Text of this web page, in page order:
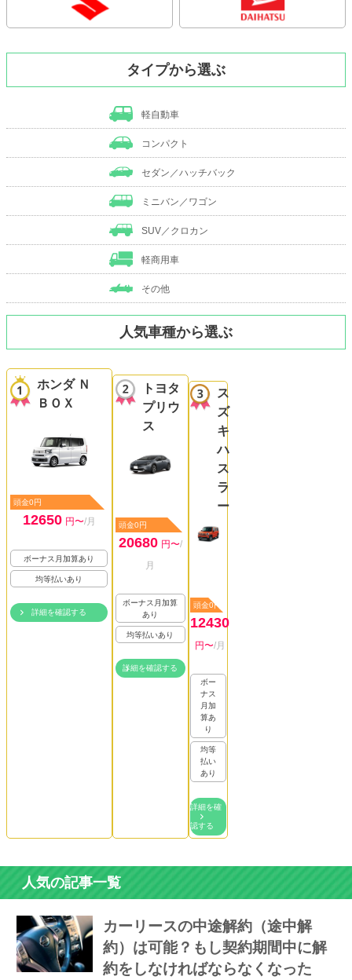
タイプから選ぶ
軽自動車
コンパクト
セダン／ハッチバック
ミニバン／ワゴン
SUV／クロカン
軽商用車
その他
人気車種から選ぶ
ホンダ Ｎ
ＢＯＸ
頭金0円
12650 円〜/月
ボーナス月加算あり
均等払いあり
詳細を確認する
トヨタ
プリウ
ス
頭金0円
20680 円〜/
月
ボーナス月加算
あり
均等払いあり
詳細を確認する
ス
ズ
キ
ハ
ス
ラ
ー
頭金0円
12430
円〜/月
ボー
ナス
月加
算あ
り
均等
払い
あり
詳細を確
認する
人気の記事一覧
カーリースの中途解約（途中解
約）は可能？もし契約期間中に解
約をしなければならなくなった